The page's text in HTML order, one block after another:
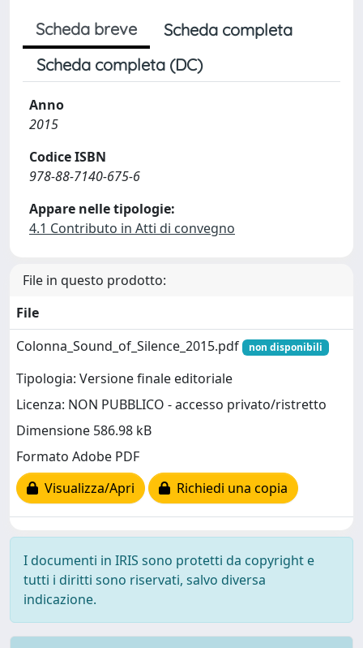
Scheda breve
Scheda completa
Scheda completa (DC)
Anno
2015
Codice ISBN
978-88-7140-675-6
Appare nelle tipologie:
4.1 Contributo in Atti di convegno
File in questo prodotto:
File
Colonna_Sound_of_Silence_2015.pdf
non disponibili
Tipologia: Versione finale editoriale
Licenza: NON PUBBLICO - accesso privato/ristretto
Dimensione 586.98 kB
Formato Adobe PDF
Visualizza/Apri
Richiedi una copia
I documenti in IRIS sono protetti da copyright e
tutti i diritti sono riservati, salvo diversa
indicazione.